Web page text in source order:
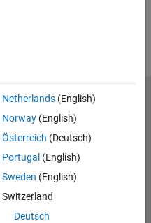
Netherlands(English)
Norway(English)
Österreich (Deutsch)
Portugal (English)
Sweden (English)
Switzerland
Deutsch
Estado de las aplicaciones